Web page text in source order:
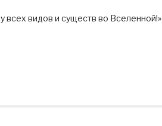
всех видов и существ во Вселенной!»